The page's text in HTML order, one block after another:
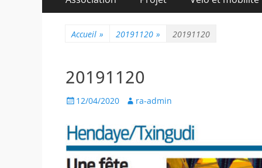
principal
Accueil » 20191120 » 20191120
20191120
Posted
12/04/2020 Author
ra-admin